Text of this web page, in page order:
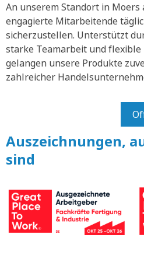
An unserem Standort in
engagierte Mitarbeitende
sicherzustellen. Unterstützt
starke Teamarbeit und flexible
gelangen unsere Produkte
zahlreicher
Auszeichnungen,
sind